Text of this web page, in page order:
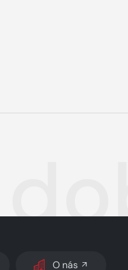
O nás